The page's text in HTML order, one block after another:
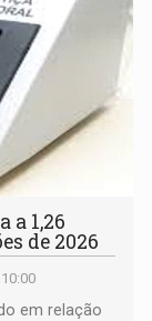
a 1,26
de 2026
em relação